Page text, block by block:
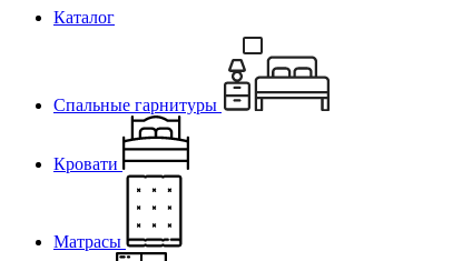
Каталог
Спальные гарнитуры
Кровати
Матрасы